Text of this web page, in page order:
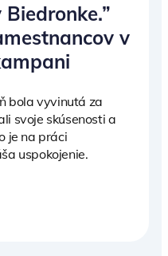
v
bola vyvinutá za
svoje skúsenosti a
je na práci
uspokojenie.